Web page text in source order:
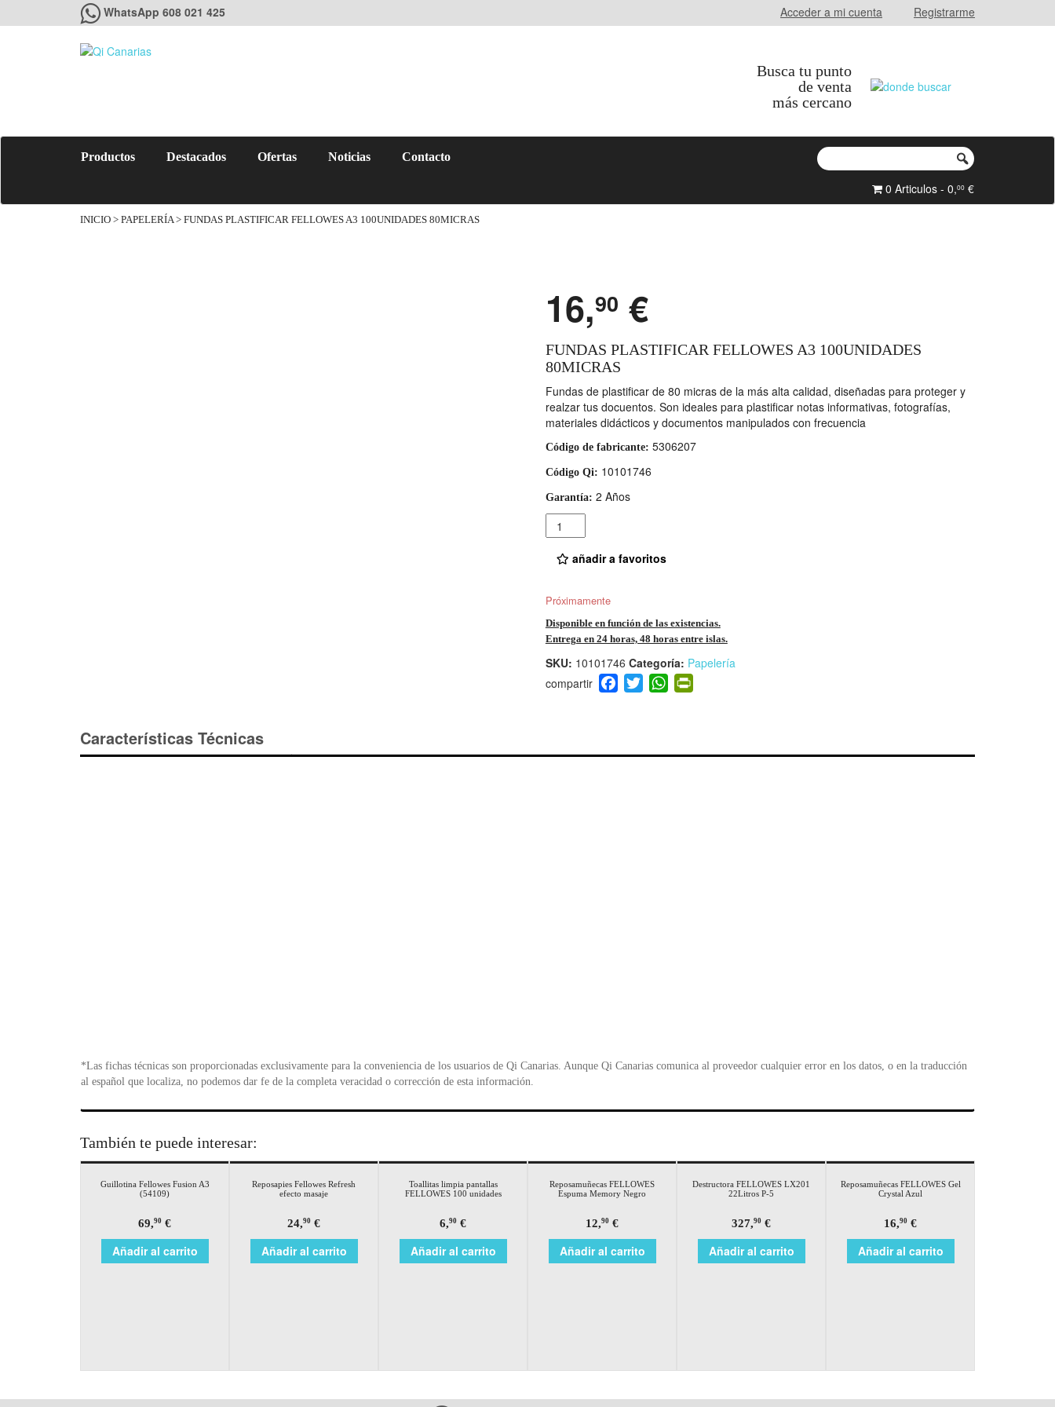
WhatsApp 608 021 425 Acceder a mi cuenta Registrarme
Busca tu punto
de venta
más cercano
Productos Destacados Ofertas Noticias Contacto
0 Articulos - 0,00 €
INICIO > PAPELERÍA> FUNDAS PLASTIFICAR FELLOWES A3 100UNIDADES 80MICRAS
16,90 €
FUNDAS PLASTIFICAR FELLOWES A3 100UNIDADES
80MICRAS
Fundas de plastificar de 80 micras de la más alta calidad, diseñadas para proteger y
realzar tus docuentos. Son ideales para plastificar notas informativas, fotografías,
materiales didácticos y documentos manipulados con frecuencia
Código de fabricante: 5306207
Código Qi: 10101746
Garantía: 2 Años
Cantidad
añadir a favoritos
Próximamente
Disponible en función de las existencias.
Entrega en 24 horas, 48 horas entre islas.
SKU: 10101746 Categoría: Papelería
F
a
b
T
wi
W
h
A
Pr
in
e
Características Técnicas
*Las fichas técnicas son proporcionadas exclusivamente para la conveniencia de los usuarios de Qi Canarias. Aunque Qi Canarias comunica al proveedor cualquier error en los datos, o en la traducción
al español que localiza, no podemos dar fe de la completa veracidad o corrección de esta información.
También te puede interesar:
Guillotina Fellowes Fusion A3
(54109)
69,90 €
Añadir al carrito
Reposapies Fellowes Refresh
efecto masaje
24,90 €
Añadir al carrito
Toallitas limpia pantallas
FELLOWES 100 unidades
6,90 €
Añadir al carrito
Reposamuñecas FELLOWES
Espuma Memory Negro
12,90 €
Añadir al carrito
Destructora FELLOWES LX201
22Litros P-5
327,90 €
Añadir al carrito
Reposamuñecas FELLOWES Gel
Crystal Azul
16,90 €
Añadir al carrito